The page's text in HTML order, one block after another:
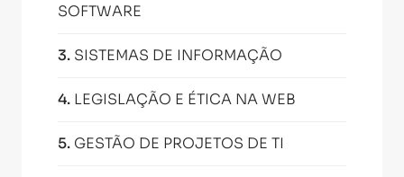
SOFTWARE
3. SISTEMAS DE INFORMAÇÃO
4. LEGISLAÇÃO E ÉTICA NA WEB
5. GESTÃO DE PROJETOS DE TI